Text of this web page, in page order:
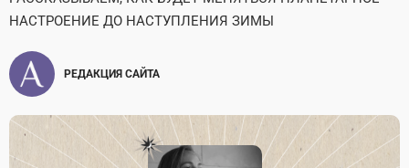
НАСТРОЕНИЕ ДО НАСТУПЛЕНИЯ ЗИМЫ
РЕДАКЦИЯ САЙТА